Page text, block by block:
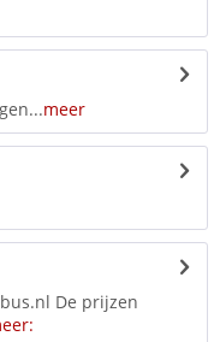
meer
De prijzen